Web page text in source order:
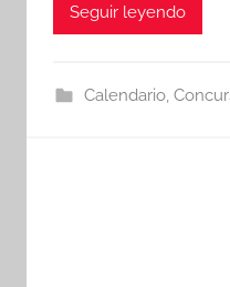
Seguir leyendo
Calendario,